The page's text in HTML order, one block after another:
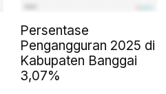
Persentase
Pengangguran 2025 di
Kabupaten Banggai
3,07%